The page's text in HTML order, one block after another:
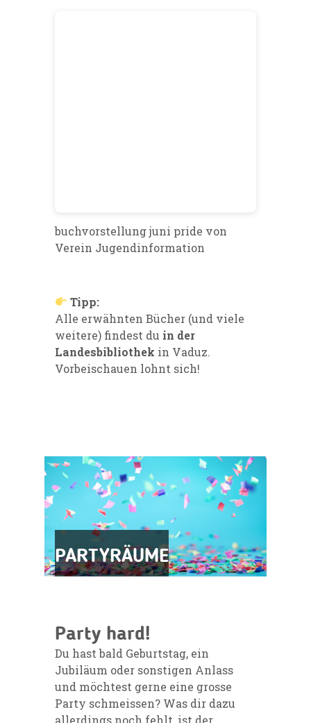
buchvorstellung juni pride von
Verein Jugendinformation
Tipp:
Alle erwähnten Bücher (und viele
weitere) findest du in der
Landesbibliothek in Vaduz.
Vorbeischauen lohnt sich!
PARTYRÄUME
Party hard!
Du hast bald Geburtstag, ein
Jubiläum oder sonstigen Anlass
und möchtest gerne eine grosse
Party schmeissen? Was dir dazu